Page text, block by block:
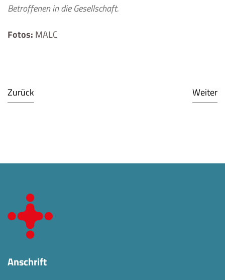
Betroffenen in die Gesellschaft.
Fotos: MALC
Zurück Weiter
Anschrift